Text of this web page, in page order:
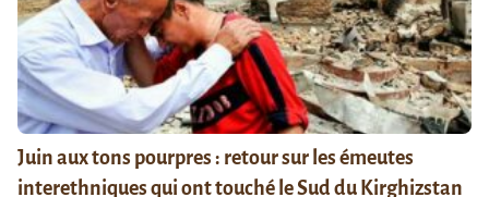
Juin aux tons pourpres : retour sur les émeutes
interethniques qui ont touché le Sud du Kirghizstan